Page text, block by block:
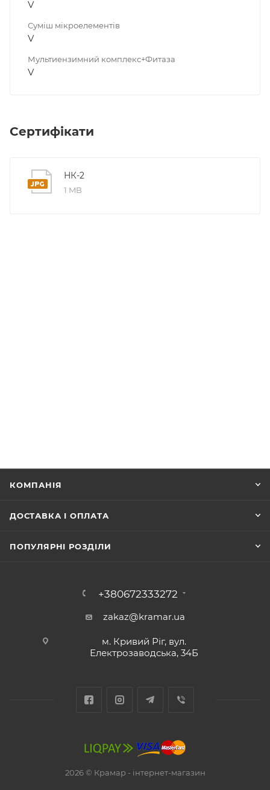
V
Суміш мікроелементів
V
Мультиензимний комплекс+Фитаза
V
Сертифікати
НК-2
1 MB
КОМПАНІЯ
ДОСТАВКА І ОПЛАТА
ПОПУЛЯРНІ РОЗДІЛИ
+380672333272
zakaz@kramar.ua
м. Кривий Ріг, вул.
Електрозаводська, 34Б
2026 © Крамар - інтернет-магазин